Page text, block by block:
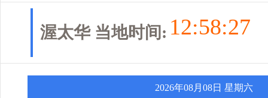
渥太华 当地时间: 12:58:28
2026年08月08日 星期六